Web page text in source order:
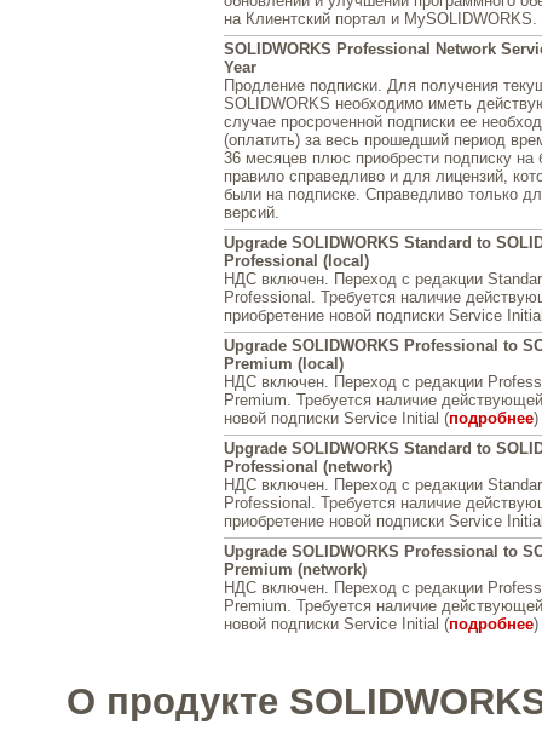
на Клиентский портал и MySOLIDWORKS.
SOLIDWORKS Professional Network
Year
Продление подписки. Для получения
SOLIDWORKS необходимо иметь
случае просроченной подписки ее
(оплатить) за весь прошедший период
36 месяцев плюс приобрести подписку
правило справедливо и для лицензий,
были на подписке. Справедливо только
версий.
Upgrade SOLIDWORKS Standard to
Professional (local)
НДС включен. Переход с редакции
Professional. Требуется наличие
приобретение новой подписки Service
Upgrade SOLIDWORKS Professional to
Premium (local)
НДС включен. Переход с редакции
Premium. Требуется наличие
новой подписки Service Initial (подробнее)
Upgrade SOLIDWORKS Standard to
Professional (network)
НДС включен. Переход с редакции
Professional. Требуется наличие
приобретение новой подписки Service
Upgrade SOLIDWORKS Professional to
Premium (network)
НДС включен. Переход с редакции
Premium. Требуется наличие
новой подписки Service Initial (подробнее)
О продукте